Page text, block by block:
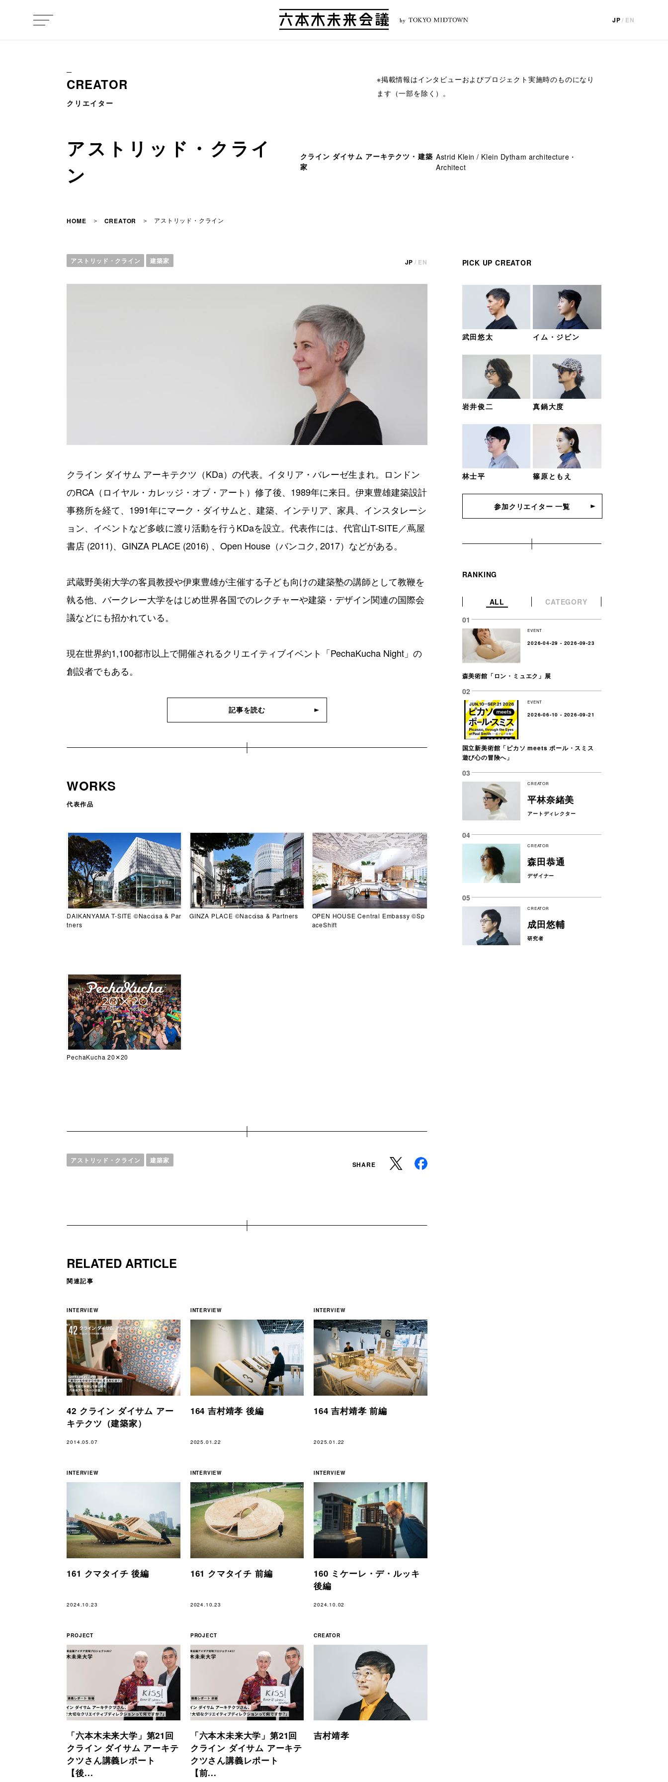
by JP/ EN
CREATOR
クリエイター
※掲載情報はインタビューおよびプロジェクト実施時のものになり
ます（一部を除く）。
アストリッド・クライ
ン
クライン ダイサム アーキテクツ・建築
家
Astrid Klein / Klein Dytham architecture・
Architect
HOME CREATOR アストリッド・クライン
アストリッド・クライン 建築家 JP / EN
クライン ダイサム アーキテクツ（KDa）の代表。イタリア・バレーゼ生まれ。ロンドン
のRCA（ロイヤル・カレッジ・オブ・アート）修了後、1989年に来日。伊東豊雄建築設計
事務所を経て、1991年にマーク・ダイサムと、建築、インテリア、家具、インスタレーシ
ョン、イベントなど多岐に渡り活動を行うKDaを設立。代表作には、代官山T-SITE／蔦屋
書店 (2011)、GINZA PLACE (2016) 、Open House（バンコク, 2017）などがある。
武蔵野美術大学の客員教授や伊東豊雄が主催する子ども向けの建築塾の講師として教鞭を
執る他、バークレー大学をはじめ世界各国でのレクチャーや建築・デザイン関連の国際会
議などにも招かれている。
現在世界約1,100都市以上で開催されるクリエイティブイベント「PechaKucha Night」の
創設者でもある。
記事を読む
WORKS
代表作品
DAIKANYAMA T-SITE ©Nacάsa & Par
tners
GINZA PLACE ©Nacάsa & Partners
OPEN HOUSE Central Embassy ©Sp
aceShift
PechaKucha 20✕20
アストリッド・クライン 建築家 SHARE
RELATED ARTICLE
関連記事
PROJECT
「六本木未来大学」第21回
クライン ダイサム アーキテ
クツさん講義レポート
【後...
PROJECT
「六本木未来大学」第21回
クライン ダイサム アーキテ
クツさん講義レポート
【前...
INTERVIEW
42 クライン ダイサム アー
キテクツ（建築家）
2014.05.07
INTERVIEW
164 吉村靖孝 後編
2025.01.22
INTERVIEW
164 吉村靖孝 前編
2025.01.22
CREATOR
吉村靖孝
INTERVIEW
161 クマタイチ 後編
2024.10.23
INTERVIEW
161 クマタイチ 前編
2024.10.23
INTERVIEW
160 ミケーレ・デ・ルッキ
後編
2024.10.02
PICK UP CREATOR
武田悠太 イム・ジビン
岩井俊二 真鍋大度
林士平 篠原ともえ
参加クリエイター 一覧
RANKING
ALL CATEGORY
EVENT
2026-04-29 - 2026-09-23
森美術館「ロン・ミュエク」展
EVENT
2026-06-10 - 2026-09-21
国立新美術館「ピカソ meets ポール・スミス
遊び心の冒険へ」
CREATOR
平林奈緒美
アートディレクター
CREATOR
森田恭通
デザイナー
CREATOR
成田悠輔
研究者